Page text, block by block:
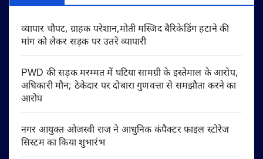
व्यापार चौपट, ग्राहक परेशान,मोती मस्जिद बैरिकेडिंग हटाने की
मांग को लेकर सड़क पर उतरे व्यापारी
PWD की सड़क मरम्मत में घटिया सामग्री के इस्तेमाल के आरोप,
अधिकारी मौन; ठेकेदार पर दोबारा गुणवत्ता से समझौता करने का
आरोप
नगर आयुक्त ओजस्वी राज ने आधुनिक कंपैक्टर फाइल स्टोरेज
सिस्टम का किया शुभारंभ